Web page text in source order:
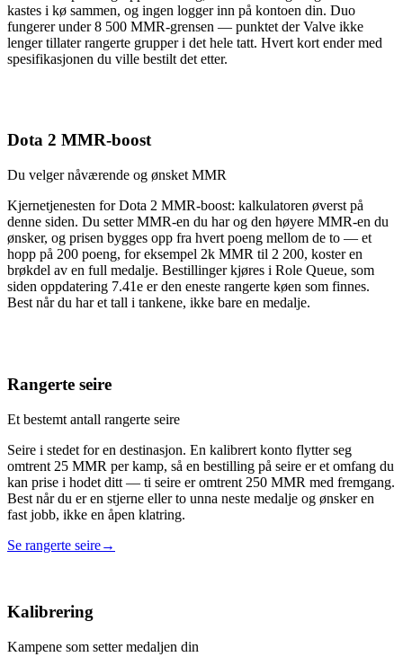
kastes i kø sammen, og ingen logger inn på kontoen din. Duo
fungerer under 8 500 MMR-grensen — punktet der Valve ikke
lenger tillater rangerte grupper i det hele tatt. Hvert kort ender med
spesifikasjonen du ville bestilt det etter.
Dota 2 MMR-boost
Du velger nåværende og ønsket MMR
Kjernetjenesten for Dota 2 MMR-boost: kalkulatoren øverst på
denne siden. Du setter MMR-en du har og den høyere MMR-en du
ønsker, og prisen bygges opp fra hvert poeng mellom de to — et
hopp på 200 poeng, for eksempel 2k MMR til 2 200, koster en
brøkdel av en full medalje. Bestillinger kjøres i Role Queue, som
siden oppdatering 7.41e er den eneste rangerte køen som finnes.
Best når du har et tall i tankene, ikke bare en medalje.
Rangerte seire
Et bestemt antall rangerte seire
Seire i stedet for en destinasjon. En kalibrert konto flytter seg
omtrent 25 MMR per kamp, så en bestilling på seire er et omfang du
kan prise i hodet ditt — ti seire er omtrent 250 MMR med fremgang.
Best når du er en stjerne eller to unna neste medalje og ønsker en
fast jobb, ikke en åpen klatring.
Se rangerte seire→
Kalibrering
Kampene som setter medaljen din